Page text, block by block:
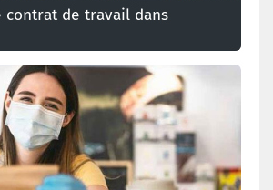
contrat de travail dans